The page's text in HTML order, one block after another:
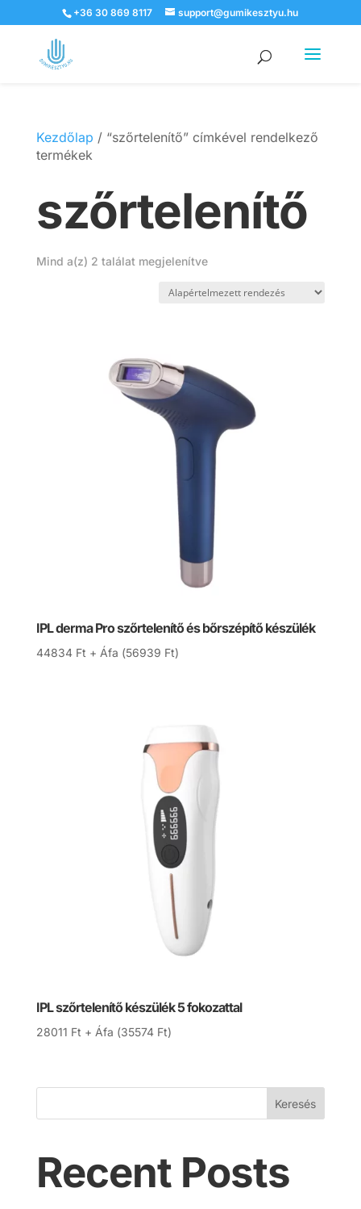
+36 30 869 8117 support@gumikesztyu.hu
Products
search
Kezdőlap / “szőrtelenítő” címkével rendelkező
termékek
szőrtelenítő
Mind a(z) 2 találat megjelenítve
IPL derma Pro szőrtelenítő és bőrszépítő készülék
44834 Ft + Áfa (56939 Ft)
IPL szőrtelenítő készülék 5 fokozattal
28011 Ft + Áfa (35574 Ft)
Keresés
Recent Posts